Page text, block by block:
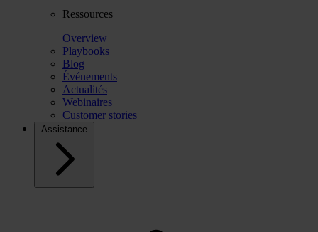
Ressources
Overview
Playbooks
Blog
Événements
Actualités
Webinaires
Customer stories
Assistance